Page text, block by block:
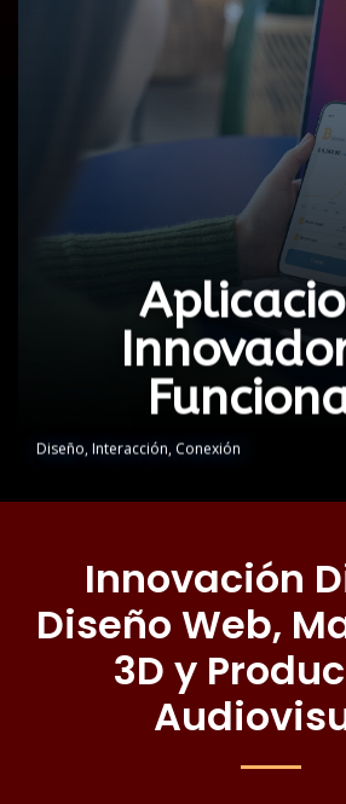
Diseño, Interacción, Conexión
Creamos aplicaciones móviles y
impactantes y adaptadas a las
negocio, para estar siempre cerca
CONTÁCTENOS
Innovación
Diseño Web,
3D y